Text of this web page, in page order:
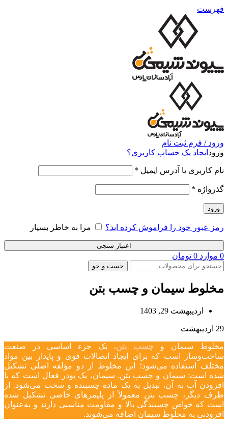
فهرست
ورود / فرم ثبت نام
ورود ایجاد یک حساب کاربری؟
نام کاربری یا آدرس ایمیل *
گذرواژه *
ورود
رمز عبور خود را فراموش کرده اید؟ مرا به خاطر بسپار
اعتبار سنجی
0 موارد 0 تومان
جست و جو
مخلوط سیمان و چسب بتن
اردیبهشت 29, 1403
29 اردیبهشت
مخلوط سیمان و چسب بتن، یک جزء اساسی در صنعت
ساخت‌وساز است که برای ایجاد اتصالات قوی و پایدار بین مواد
مختلف استفاده می‌شود؛ این مخلوط از دو مؤلفه اصلی تشکیل
شده است: سیمان و چسب بتن. سیمان، یک پودر فعال است که با
افزودن آب به آن، تبدیل به یک ماده چسبنده و سخت می‌شود. از
طرف دیگر، چسب بتن معمولاً از پلیمرهای خاصی تشکیل شده
است که خواص چسبندگی بالا و مقاومت مناسبی دارند و به‌عنوان
افزودنی به مخلوط سیمان اضافه می‌شوند.